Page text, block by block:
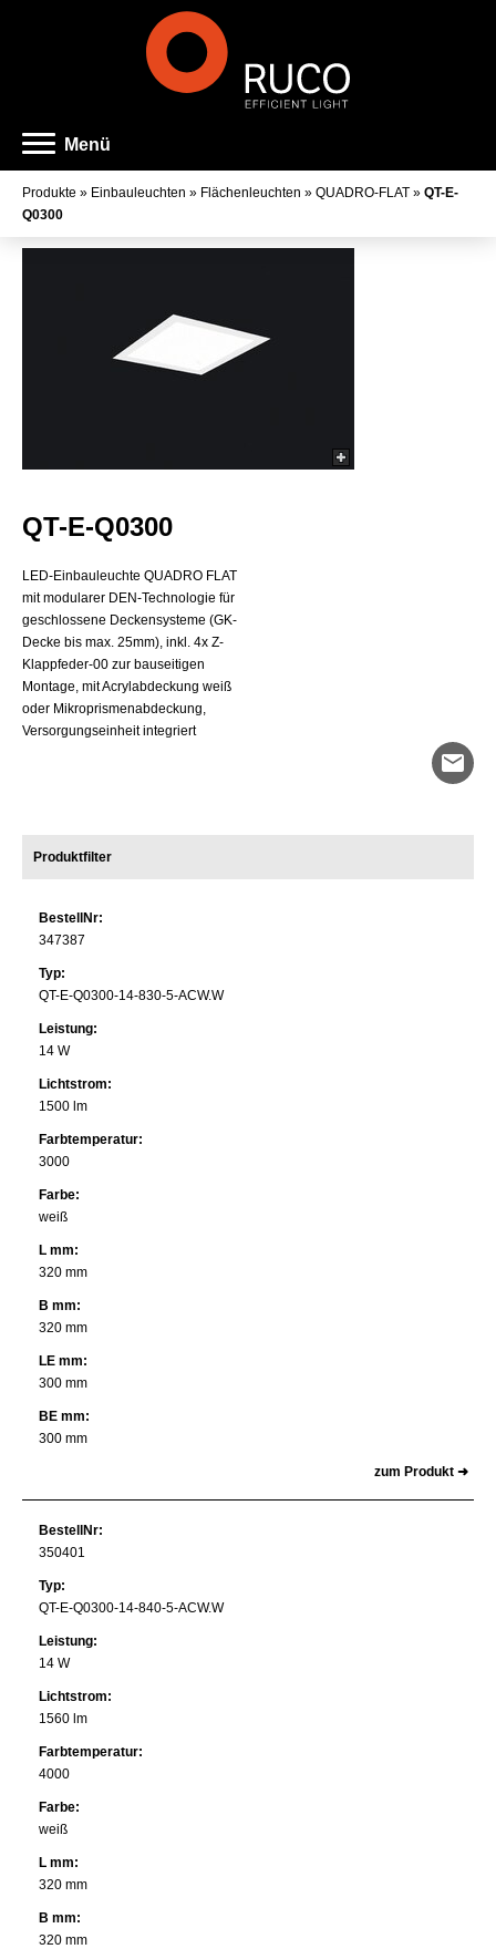
Menü
Produkte » Einbauleuchten » Flächenleuchten » QUADRO-FLAT » QT-E-
Q0300
QT-E-Q0300
LED-Einbauleuchte QUADRO FLAT
mit modularer DEN-Technologie für
geschlossene Deckensysteme (GK-
Decke bis max. 25mm), inkl. 4x Z-
Klappfeder-00 zur bauseitigen
Montage, mit Acrylabdeckung weiß
oder Mikroprismenabdeckung,
Versorgungseinheit integriert
mail
Produktfilter
Systemleistung
Länge
Breite
BestellNr:
347387
Typ:
QT-E-Q0300-14-830-5-ACW.W
Leistung:
14 W
Lichtstrom:
1500 lm
Farbtemperatur:
3000
Farbe:
weiß
L mm:
320 mm
B mm:
320 mm
LE mm:
300 mm
BE mm:
300 mm
zum Produkt ➜
BestellNr:
350401
Typ:
QT-E-Q0300-14-840-5-ACW.W
Leistung:
14 W
Lichtstrom:
1560 lm
Farbtemperatur:
4000
Farbe:
weiß
L mm:
320 mm
B mm:
320 mm